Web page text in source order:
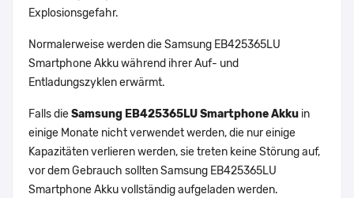
Explosionsgefahr.
Normalerweise werden die Samsung EB425365LU
Smartphone Akku während ihrer Auf- und
Entladungszyklen erwärmt.
Falls dieSamsung EB425365LU Smartphone Akku in
einige Monate nicht verwendet werden, die nur einige
Kapazitäten verlieren werden, sie treten keine Störung auf,
vor dem Gebrauch sollten Samsung EB425365LU
Smartphone Akku vollständig aufgeladen werden.